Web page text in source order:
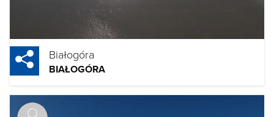
Białogóra
BIAŁOGÓRA